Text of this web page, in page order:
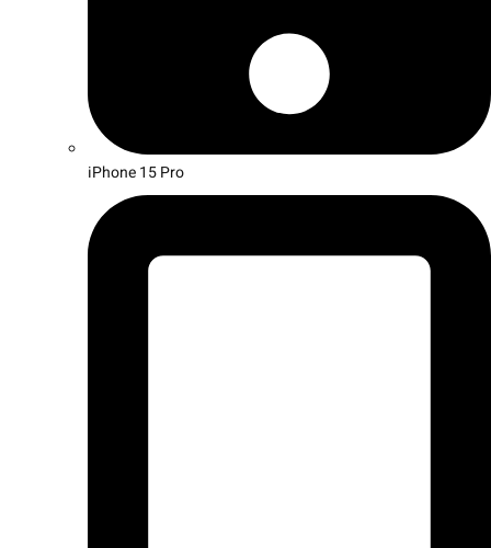
iPhone 15 Pro